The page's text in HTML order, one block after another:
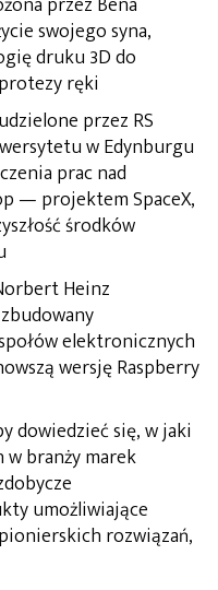
swojego syna,
druku 3D do
ręki
przez RS
w Edynburgu
prac nad
— projektem SpaceX,
środków
Heinz
elektronicznych
wersję Raspberry
dowiedzieć się, w jaki
branży marek
umożliwiające
rozwiązań,